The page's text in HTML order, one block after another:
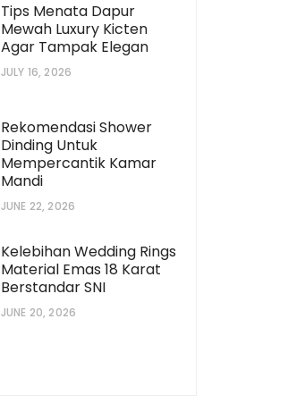
Tips Menata Dapur
Mewah Luxury Kicten
Agar Tampak Elegan
JULY 16, 2026
Rekomendasi Shower
Dinding Untuk
Mempercantik Kamar
Mandi
JUNE 22, 2026
Kelebihan Wedding Rings
Material Emas 18 Karat
Berstandar SNI
JUNE 20, 2026